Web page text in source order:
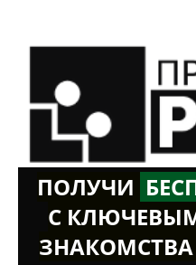
ПОЛУЧИ Б
С